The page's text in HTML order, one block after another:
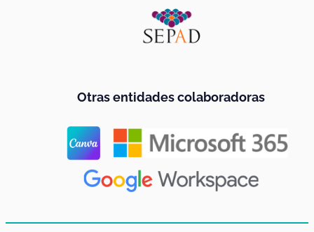
Otras entidades colaboradoras